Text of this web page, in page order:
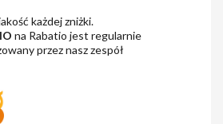
każdej zniżki.
na Rabatio jest regularnie
przez nasz zespół